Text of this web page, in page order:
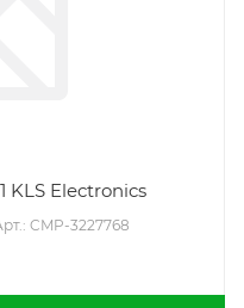
KLS Electronics
CMP-3227768